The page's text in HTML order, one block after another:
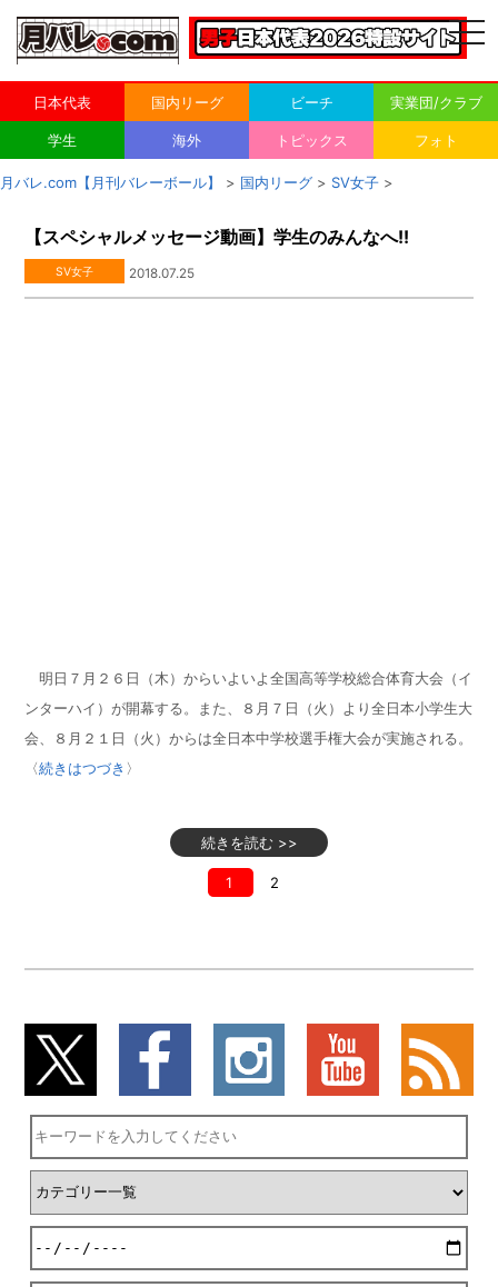
日本代表 国内リーグ ビーチ 実業団/クラブ
学生 海外 トピックス フォト
月バレ.com【月刊バレーボール】 > 国内リーグ > SV女子 >
【スペシャルメッセージ動画】学生のみんなへ!!
SV女子 2018.07.25
明日７月２６日（木）からいよいよ全国高等学校総合体育大会（イ
ンターハイ）が開幕する。また、８月７日（火）より全日本小学生大
会、８月２１日（火）からは全日本中学校選手権大会が実施される。
〈続きはつづき 〉
続きを読む >>
1 2